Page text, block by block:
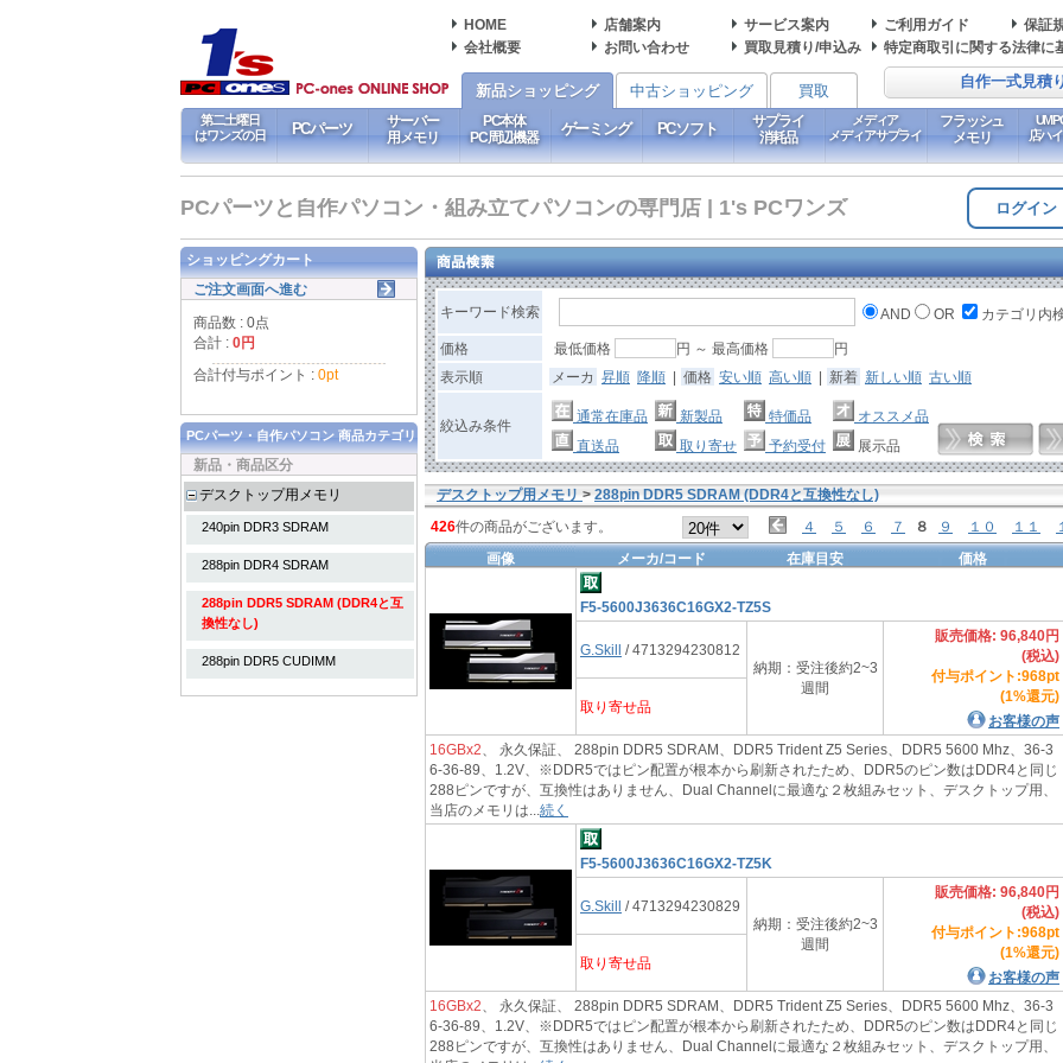
HOME 店舗案内 サービス案内 ご利用ガイド
保証
会社概要
お問い合わせ 買取見積り/申込み 特定商取引に関する法律に
自作一式見積
新品ショッピング 中古ショッピング 買取
第二土曜日
はワンズの日
PCパーツ
サーバー
用メモリ
PC本体
PC周辺機器
ゲーミング PCソフト
サプライ
消耗品
メディア
メディアサプライ
フラッシュ
メモリ
店ハ
PCパーツと自作パソコン・組み立てパソコンの専門店 | 1's PCワンズ ログイン
キーワード検索 AND OR カテゴリ内
価格 最低価格 円 ～ 最高価格
円
表示順
メーカ 昇順 降順 | 価格 安い順 高い順 | 新着 新しい順 古い順
絞込み条件
通常在庫品 新製品 特価品
オススメ品
直送品
取り寄せ 予約受付 展示品
デスクトップ用メモリ > 288pin DDR5 SDRAM (DDR4と互換性なし)
426件の商品がございます。 ４ ５ ６ ７ ８ ９ １０ １１
画像 メーカ/コード 在庫目安 価格
F5-5600J3636C16GX2-TZ5S
G.Skill / 4713294230812
納期：受注後約2~3
週間
販売価格: 96,840円
(税込)
付与ポイント:968pt
(1%還元)
お客様の声
取り寄せ品
16GBx2 、 永久保証、 288pin DDR5 SDRAM、DDR5 Trident Z5 Series、DDR5 5600 Mhz、36-3
6-36-89、1.2V、※DDR5ではピン配置が根本から刷新されたため、DDR5のピン数はDDR4と同じ
288ピンですが、互換性はありません、Dual Channelに最適な２枚組みセット、デスクトップ用、
当店のメモリは... 続く
F5-5600J3636C16GX2-TZ5K
G.Skill / 4713294230829
納期：受注後約2~3
週間
販売価格: 96,840円
(税込)
付与ポイント:968pt
(1%還元)
お客様の声
取り寄せ品
16GBx2 、 永久保証、 288pin DDR5 SDRAM、DDR5 Trident Z5 Series、DDR5 5600 Mhz、36-3
6-36-89、1.2V、※DDR5ではピン配置が根本から刷新されたため、DDR5のピン数はDDR4と同じ
288ピンですが、互換性はありません、Dual Channelに最適な２枚組みセット、デスクトップ用、
ショッピングカート
ご注文画面へ進む
商品数 : 0点
合計 : 0円
合計付与ポイント : 0pt
PCパーツ・自作パソコン 商品カテゴリ
新品・商品区分
デスクトップ用メモリ
240pin DDR3 SDRAM
288pin DDR4 SDRAM
288pin DDR5 SDRAM (DDR4と互
換性なし)
288pin DDR5 CUDIMM